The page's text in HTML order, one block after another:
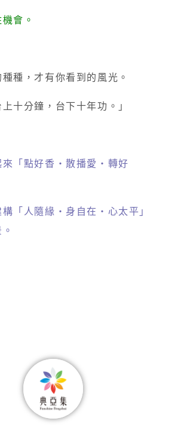
會。
種，才有你看到的風光。
十分鐘，台下十年功。」
來「點好香‧散播愛‧轉好
構「人隨緣‧身自在‧心太平」